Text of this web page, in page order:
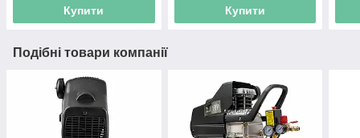
Купити Купити
Подібні товари компанії